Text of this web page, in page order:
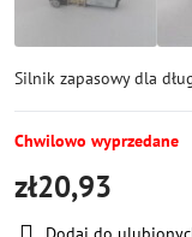
Silnik zapasowy dla
Chwilowo wyprzedane
zł20,93